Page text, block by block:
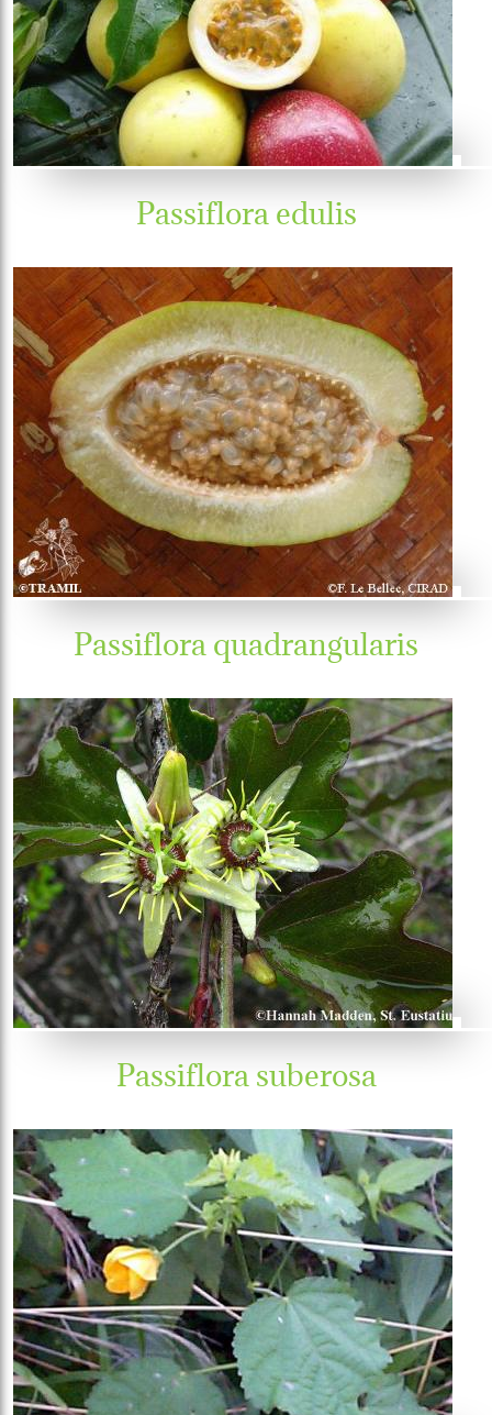
Passiflora edulis
Passiflora quadrangularis
Passiflora suberosa